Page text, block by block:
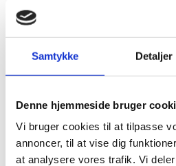
Samtykke Detaljer
Denne hjemmeside bruger
Vi bruger cookies til at tilpasse
annoncer, til at vise dig
at analysere vores trafik. Vi